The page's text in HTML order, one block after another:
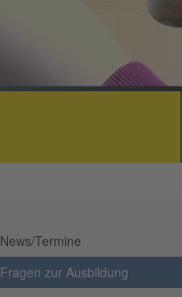
News/Termine
Fragen zur Ausbildung